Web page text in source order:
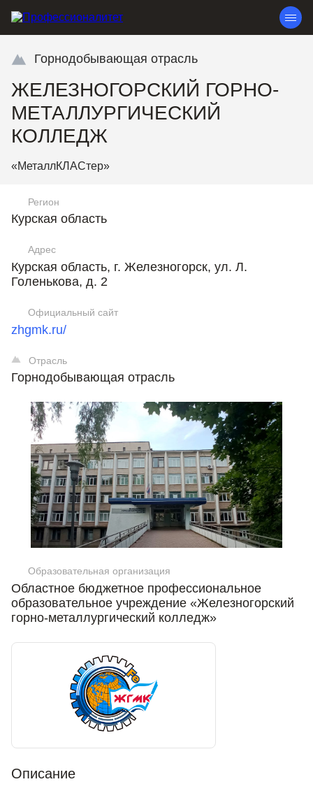
Горнодобывающая отрасль
ЖЕЛЕЗНОГОРСКИЙ ГОРНО-
МЕТАЛЛУРГИЧЕСКИЙ
КОЛЛЕДЖ
«МеталлКЛАСтер»
Регион
Курская область
Адрес
Курская область, г. Железногорск, ул. Л.
Голенькова, д. 2
Официальный сайт
zhgmk.ru/
Отрасль
Горнодобывающая отрасль
Образовательная организация
Областное бюджетное профессиональное
образовательное учреждение «Железногорский
горно-металлургический колледж»
Описание